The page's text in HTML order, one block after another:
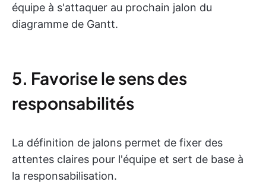
équipe à s'attaquer au prochain jalon du
diagramme de Gantt.
5. Favorise le sens des
responsabilités
La définition de jalons permet de fixer des
attentes claires pour l'équipe et sert de base à
la responsabilisation.